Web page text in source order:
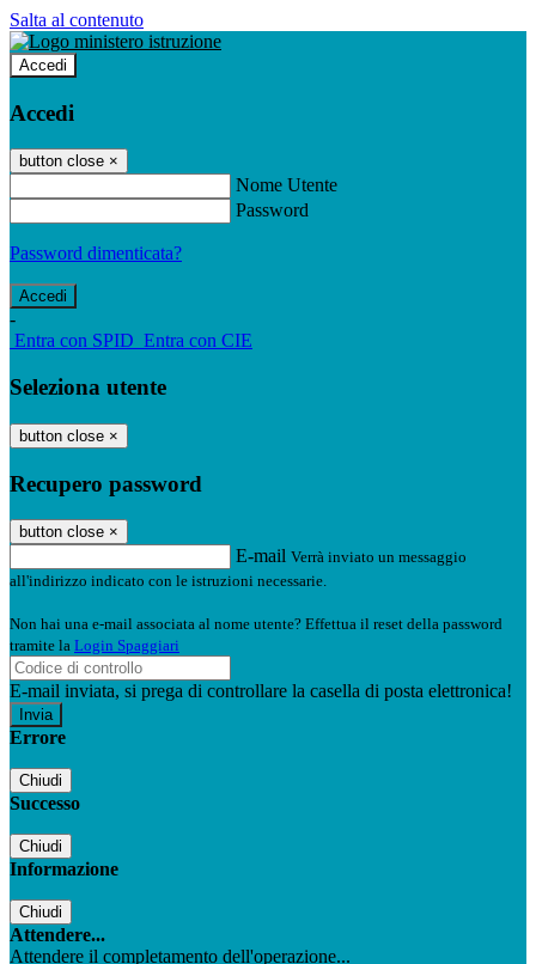
Salta al contenuto
Accedi
Accedi
button close ×
Nome Utente
Password
Password dimenticata?
-
Entra con SPID Entra con CIE
Seleziona utente
button close ×
Recupero password
button close ×
E-mail Verrà inviato un messaggio
all'indirizzo indicato con le istruzioni necessarie.
Non hai una e-mail associata al nome utente? Effettua il reset della password
tramite la Login Spaggiari
E-mail inviata, si prega di controllare la casella di posta elettronica!
Errore
Chiudi
Successo
Chiudi
Informazione
Chiudi
Attendere...
Attendere il completamento dell'operazione...